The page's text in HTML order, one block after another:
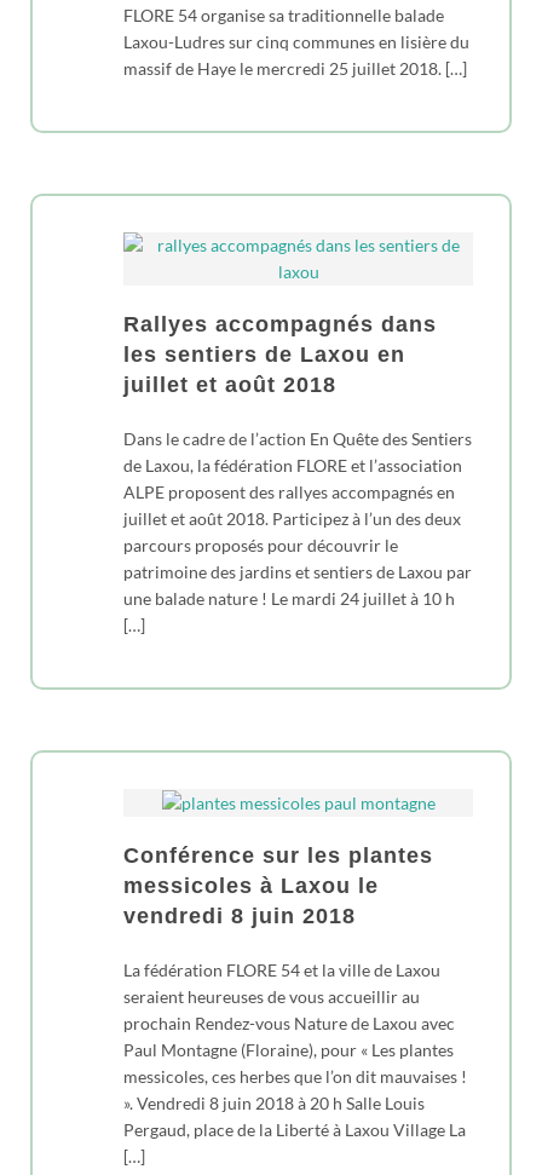
FLORE 54 organise sa traditionnelle balade
Laxou-Ludres sur cinq communes en lisière du
massif de Haye le mercredi 25 juillet 2018. […]
Rallyes accompagnés dans
les sentiers de Laxou en
juillet et août 2018
Dans le cadre de l’action En Quête des Sentiers
de Laxou, la fédération FLORE et l’association
ALPE proposent des rallyes accompagnés en
juillet et août 2018. Participez à l’un des deux
parcours proposés pour découvrir le
patrimoine des jardins et sentiers de Laxou par
une balade nature ! Le mardi 24 juillet à 10 h
[…]
Conférence sur les plantes
messicoles à Laxou le
vendredi 8 juin 2018
La fédération FLORE 54 et la ville de Laxou
seraient heureuses de vous accueillir au
prochain Rendez-vous Nature de Laxou avec
Paul Montagne (Floraine), pour « Les plantes
messicoles, ces herbes que l’on dit mauvaises !
». Vendredi 8 juin 2018 à 20 h Salle Louis
Pergaud, place de la Liberté à Laxou Village La
[…]